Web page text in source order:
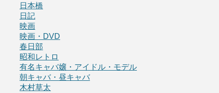
日本橋
日記
映画
映画・DVD
春日部
昭和レトロ
有名キャバ嬢・アイドル・モデル
朝キャバ・昼キャバ
木村草太